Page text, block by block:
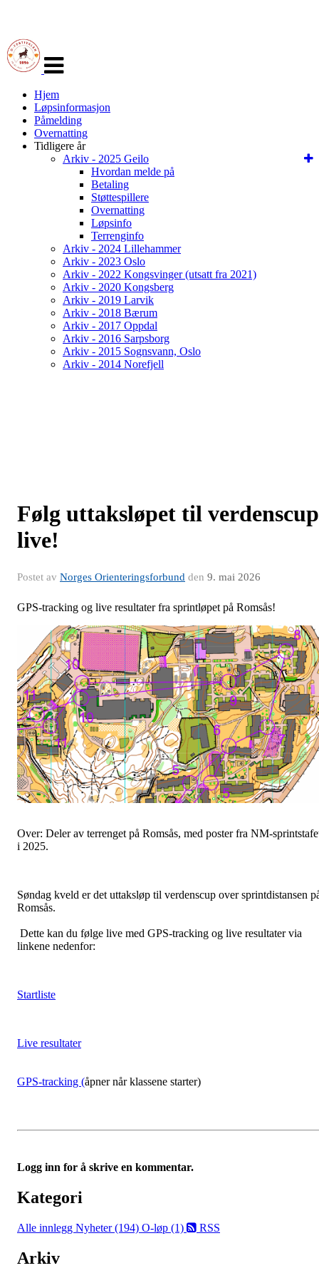
navigasjon
Hjem
Løpsinformasjon
Påmelding
Overnatting
Tidligere år
Arkiv - 2025 Geilo
Hvordan melde på
Betaling
Støttespillere
Overnatting
Løpsinfo
Terrenginfo
Arkiv - 2024 Lillehammer
Arkiv - 2023 Oslo
Arkiv - 2022 Kongsvinger (utsatt fra 2021)
Arkiv - 2020 Kongsberg
Arkiv - 2019 Larvik
Arkiv - 2018 Bærum
Arkiv - 2017 Oppdal
Arkiv - 2016 Sarpsborg
Arkiv - 2015 Sognsvann, Oslo
Arkiv - 2014 Norefjell
Følg uttaksløpet til verdenscup
live!
Postet av Norges Orienteringsforbund den 9. mai 2026
GPS-tracking og live resultater fra sprintløpet på Romsås!
Over: Deler av terrenget på Romsås, med poster fra NM-
i 2025.
Søndag kveld er det uttaksløp til verdenscup over sprintdistansen
Romsås.
Dette kan du følge live med GPS-tracking og live resultater via
linkene nedenfor:
Startliste
Live resultater
GPS-tracking (åpner når klassene starter)
Logg inn for å skrive en kommentar.
Kategori
Alle innlegg Nyheter (194) O-løp (1) RSS
Arkiv